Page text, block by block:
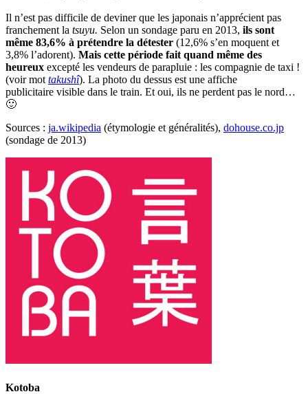
Il n’est pas difficile de deviner que les japonais n’apprécient pas
franchement la tsuyu. Selon un sondage paru en 2013, ils sont
même 83,6% à prétendre la détester (12,6% s’en moquent et
3,8% l’adorent). Mais cette période fait quand même des
heureux excepté les vendeurs de parapluie : les compagnie de taxi !
(voir mottakushî). La photo du dessus est une affiche
publicitaire visible dans le train. Et oui, ils ne perdent pas le nord…
🙂
Sources : ja.wikipedia (étymologie et généralités), dohouse.co.jp
(sondage de 2013)
Kotoba